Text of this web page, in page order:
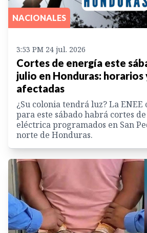
NACIONALES
3:53 PM 24 jul. 2026
Cortes de energía este
julio en Honduras: horarios
afectadas
¿Su colonia tendrá luz? La ENEE
para este sábado habrá cortes
eléctrica programados en San
norte de Honduras.